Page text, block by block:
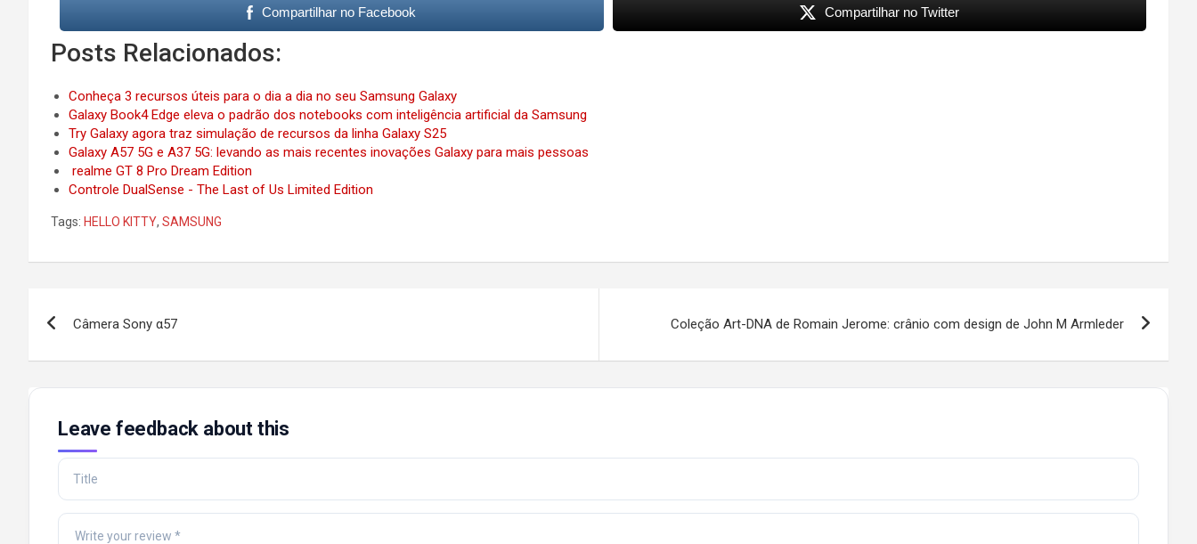
Compartilhar no Facebook Compartilhar no Twitter
Posts Relacionados:
Conheça 3 recursos úteis para o dia a dia no seu Samsung Galaxy
Galaxy Book4 Edge eleva o padrão dos notebooks com inteligência artificial da Samsung
Try Galaxy agora traz simulação de recursos da linha Galaxy S25
Galaxy A57 5G e A37 5G: levando as mais recentes inovações Galaxy para mais pessoas
realme GT 8 Pro Dream Edition
Controle DualSense - The Last of Us Limited Edition
Tags: HELLO KITTY, SAMSUNG
navigation
Câmera Sony α57 Coleção Art-DNA de Romain Jerome: crânio com design de John M Armleder
Leave feedback about this